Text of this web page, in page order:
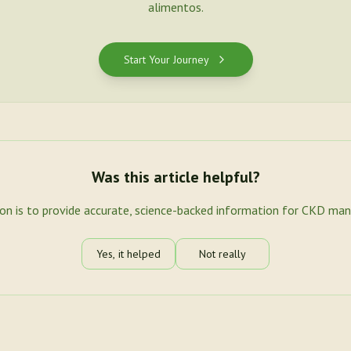
alimentos.
Start Your Journey
Was this article helpful?
is to provide accurate, science-backed information for CKD
Yes, it helped Not really